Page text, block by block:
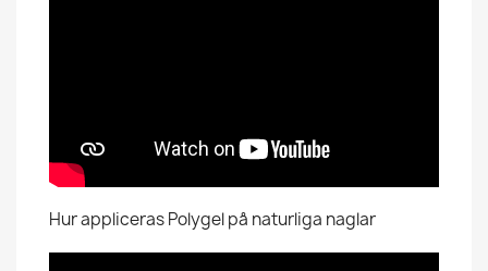
Hur appliceras Polygel på naturliga naglar